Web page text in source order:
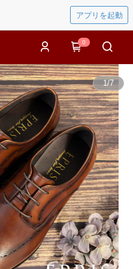
アプリを起動
0
1/7